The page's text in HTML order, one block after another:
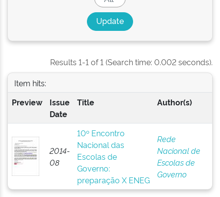
Results 1-1 of 1 (Search time: 0.002 seconds).
Item hits:
Preview
Issue
Date
Title Author(s)
2014-
08
10º Encontro
Nacional das
Escolas de
Governo:
preparação X ENEG
Rede
Nacional de
Escolas de
Governo